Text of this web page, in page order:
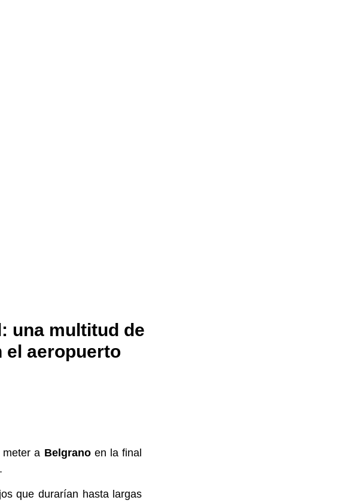
una multitud de
el aeropuerto
a Belgranoen la final
.
que durarían hasta largas